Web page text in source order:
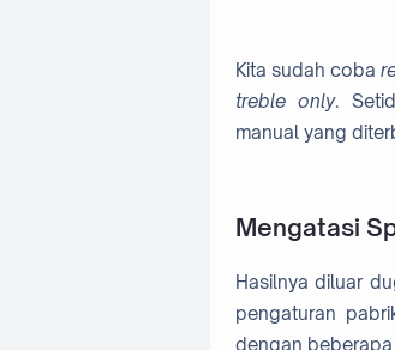
Kita sudah coba
treble only.
manual yang
Mengatasi
Hasilnya diluar
pengaturan
dengan beberapa